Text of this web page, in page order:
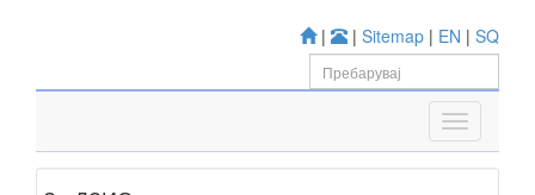
| | Sitemap | EN | SQ